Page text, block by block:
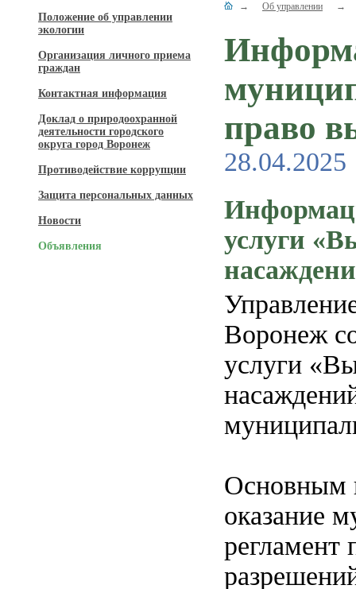
Положение об управлении
экологии
Организация личного приема
граждан
Контактная информация
Доклад о природоохранной
деятельности городского
округа город Воронеж
Противодействие коррупции
Защита персональных данных
Новости
Объявления
→ Об управлении →
право
28.04.2025
услуги
Воронеж
услуги
Основным
оказание
регламент